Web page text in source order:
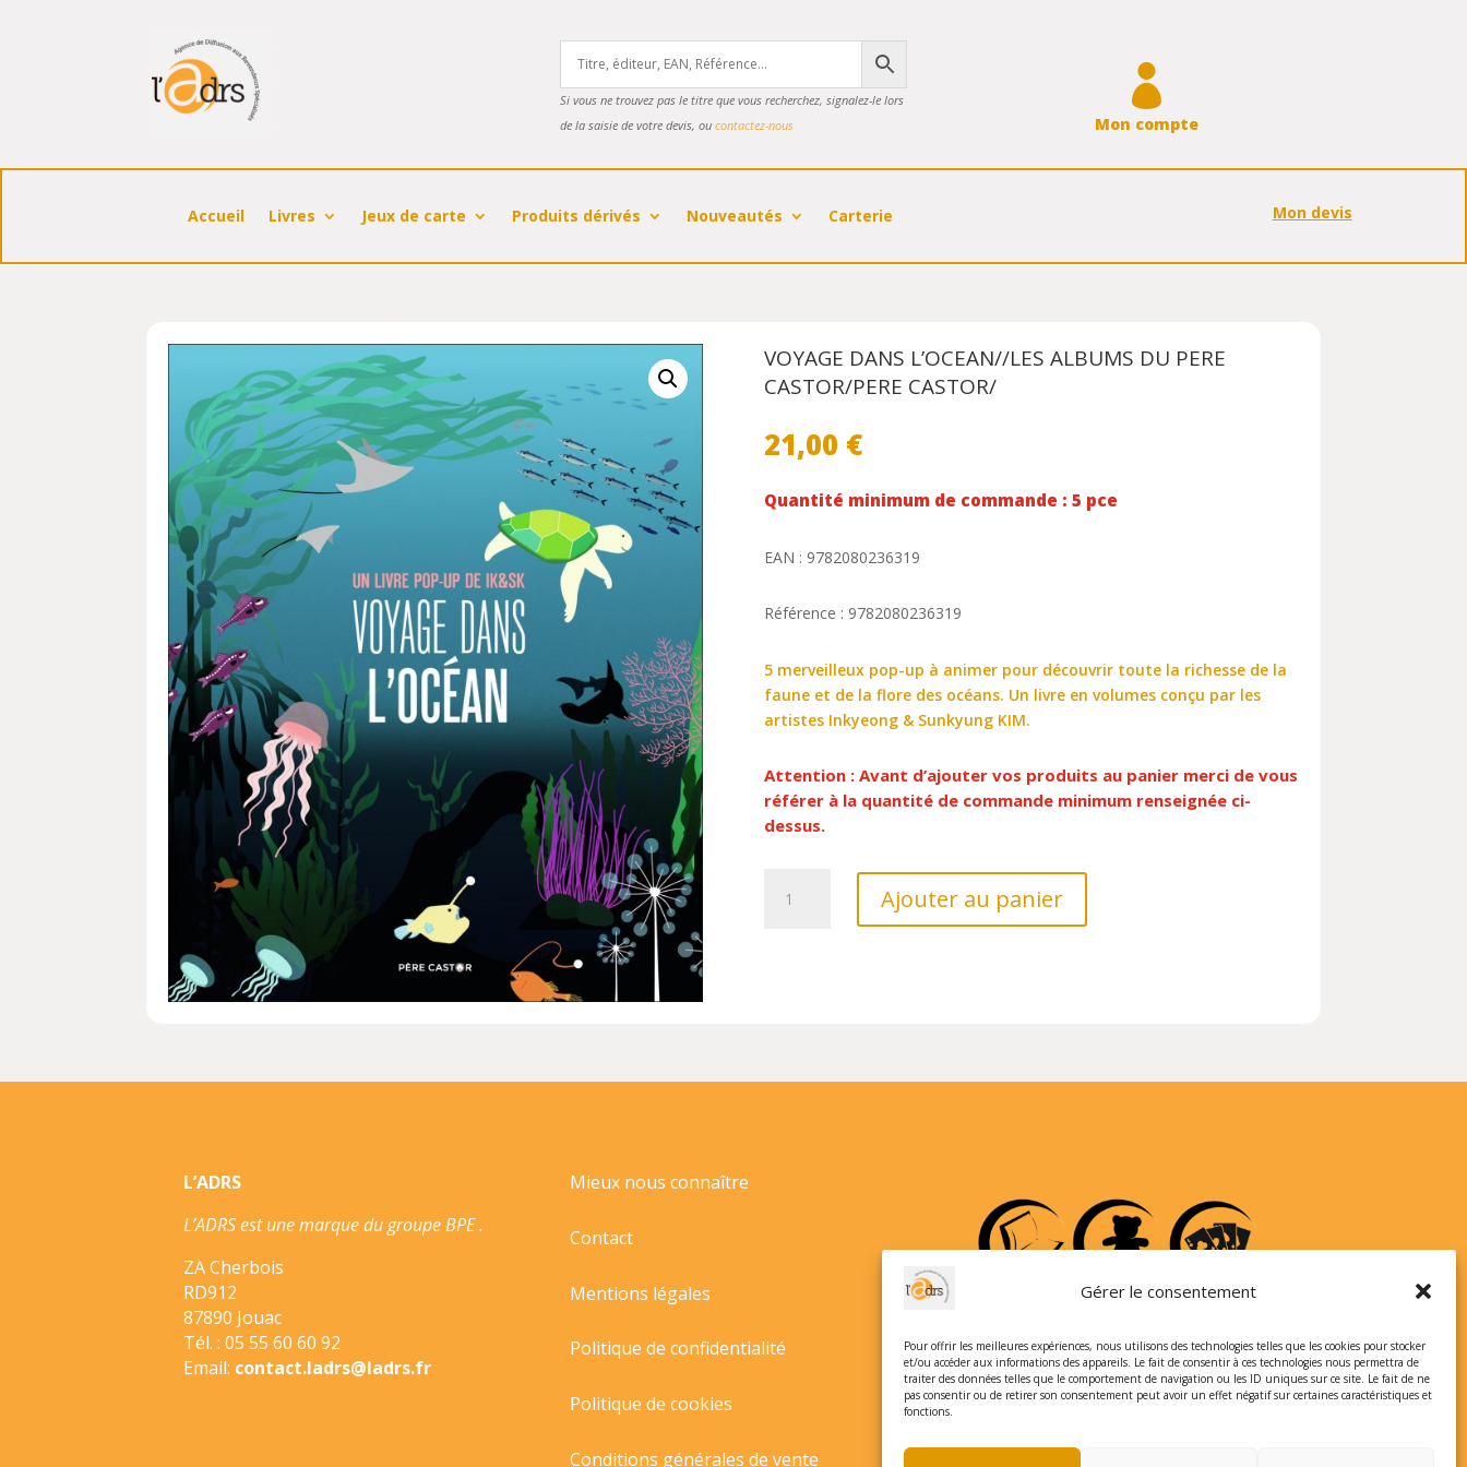
Gérer le consentement
Pour offrir les meilleures expériences, nous utilisons des technologies telles que les cookies pour stocker
et/ou accéder aux informations des appareils. Le fait de consentir à ces technologies nous permettra de
traiter des données telles que le comportement de navigation ou les ID uniques sur ce site. Le fait de ne
pas consentir ou de retirer son consentement peut avoir un effet négatif sur certaines caractéristiques et
fonctions.
Si vous ne trouvez pas le titre que vous recherchez, signalez-le lors
de la saisie de votre devis, ou contactez-nous

Mon compte
Accueil Livres Jeux de carte Produits dérivés Nouveautés Carterie Mon devis
VOYAGE DANS L’OCEAN//LES ALBUMS DU PERE
CASTOR/PERE CASTOR/
21,00 €
Quantité minimum de commande : 5 pce
EAN : 9782080236319
Référence : 9782080236319
5 merveilleux pop-up à animer pour découvrir toute la richesse de la
faune et de la flore des océans. Un livre en volumes conçu par les
artistes Inkyeong & Sunkyung KIM.
Attention : Avant d’ajouter vos produits au panier merci de vous
référer à la quantité de commande minimum renseignée ci-
dessus.
CASTOR/PERE
Ajouter au panier
L’ADRS
L’ADRS est une marque du groupe BPE .
ZA Cherbois
RD912
87890 Jouac
Tél. : 05 55 60 60 92
Email: contact.ladrs@ladrs.fr
Mieux nous connaître
Contact
Mentions légales
Politique de confidentialité
Politique de cookies
Conditions générales de vente